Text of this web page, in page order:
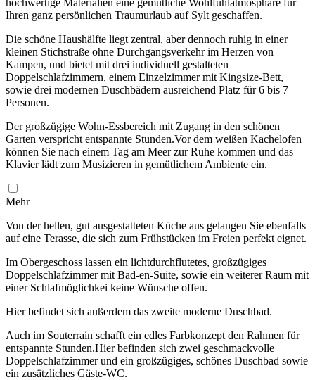
Ihren ganz persönlichen Traumurlaub auf Sylt geschaffen.
Die schöne Haushälfte liegt zentral, aber dennoch ruhig in einer
kleinen Stichstraße ohne Durchgangsverkehr im Herzen von
Kampen, und bietet mit drei individuell gestalteten
Doppelschlafzimmern, einem Einzelzimmer mit Kingsize-Bett,
sowie drei modernen Duschbädern ausreichend Platz für 6 bis 7
Personen.
Der großzügige Wohn-Essbereich mit Zugang in den schönen
Garten verspricht entspannte Stunden.Vor dem weißen Kachelofen
können Sie nach einem Tag am Meer zur Ruhe kommen und das
Klavier lädt zum Musizieren in gemütlichem Ambiente ein.
Mehr
Von der hellen, gut ausgestatteten Küche aus gelangen Sie ebenfalls
auf eine Terasse, die sich zum Frühstücken im Freien perfekt eignet.
Im Obergeschoss lassen ein lichtdurchflutetes, großzügiges
Doppelschlafzimmer mit Bad-en-Suite, sowie ein weiterer Raum mit
einer Schlafmöglichkei keine Wünsche offen.
Hier befindet sich außerdem das zweite moderne Duschbad.
Auch im Souterrain schafft ein edles Farbkonzept den Rahmen für
entspannte Stunden.Hier befinden sich zwei geschmackvolle
Doppelschlafzimmer und ein großzügiges, schönes Duschbad sowie
ein zusätzliches Gäste-WC.